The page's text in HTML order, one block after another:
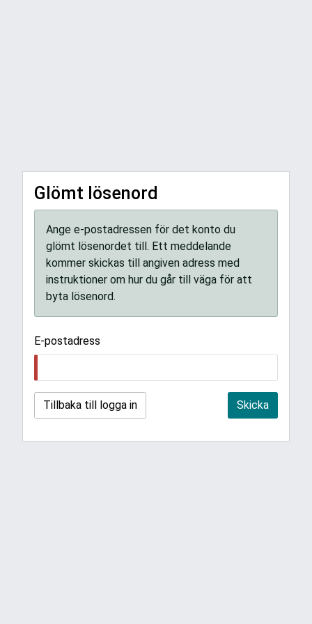
Glömt lösenord
Ange e-postadressen för det konto du
glömt lösenordet till. Ett meddelande
kommer skickas till angiven adress med
instruktioner om hur du går till väga för att
byta lösenord.
E-postadress
Tillbaka till logga in Skicka